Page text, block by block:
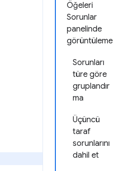
Öğeleri
Sorunlar
panelinde
görüntüleme
Sorunları
türe göre
gruplandır
ma
Üçüncü
taraf
sorunlarını
dahil et